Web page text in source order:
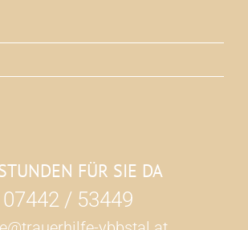
FÜR SIE DA
07442 / 53449